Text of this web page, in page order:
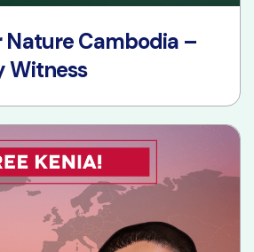
Nature Cambodia –
Witness